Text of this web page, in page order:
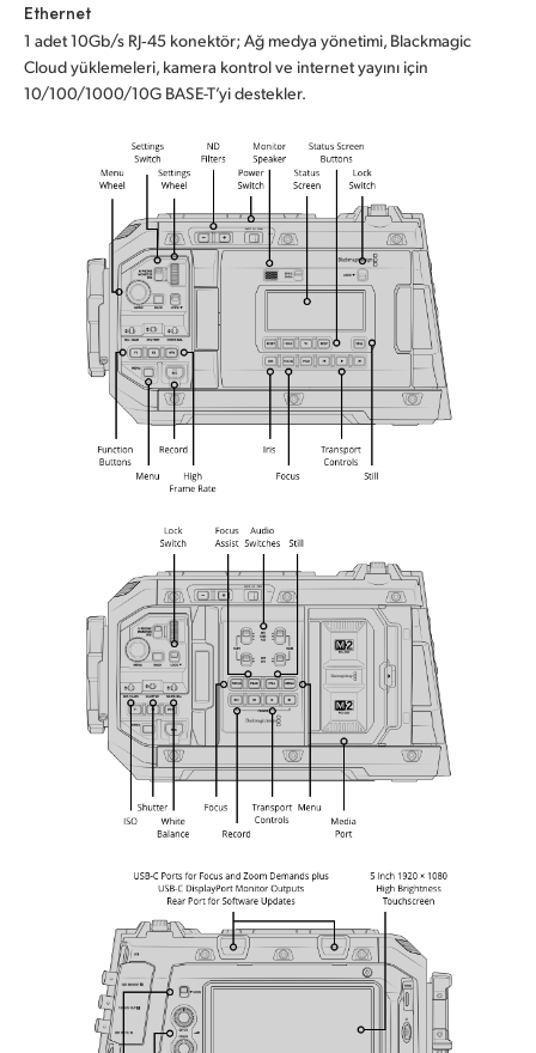
Ethernet
1 adet 10Gb/s RJ‑45 konektör; Ağ medya yönetimi, Blackmagic
Cloud yüklemeleri, kamera kontrol ve internet yayını için
10/100/1000/10G BASE-T’yi destekler.